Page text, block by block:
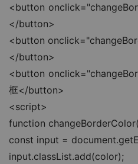
<button
</button>
<button
</button>
<button
框</button>
<script>
function
const input =
input.classList.add(color);